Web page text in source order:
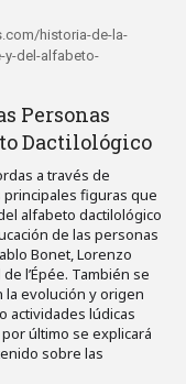
historia-de-la-
y-del-alfabeto-
Personas
Dactilológico
a través de
principales figuras que
alfabeto dactilológico
de las personas
Bonet, Lorenzo
l’Épée. También se
evolución y origen
actividades lúdicas
último se explicará
sobre las